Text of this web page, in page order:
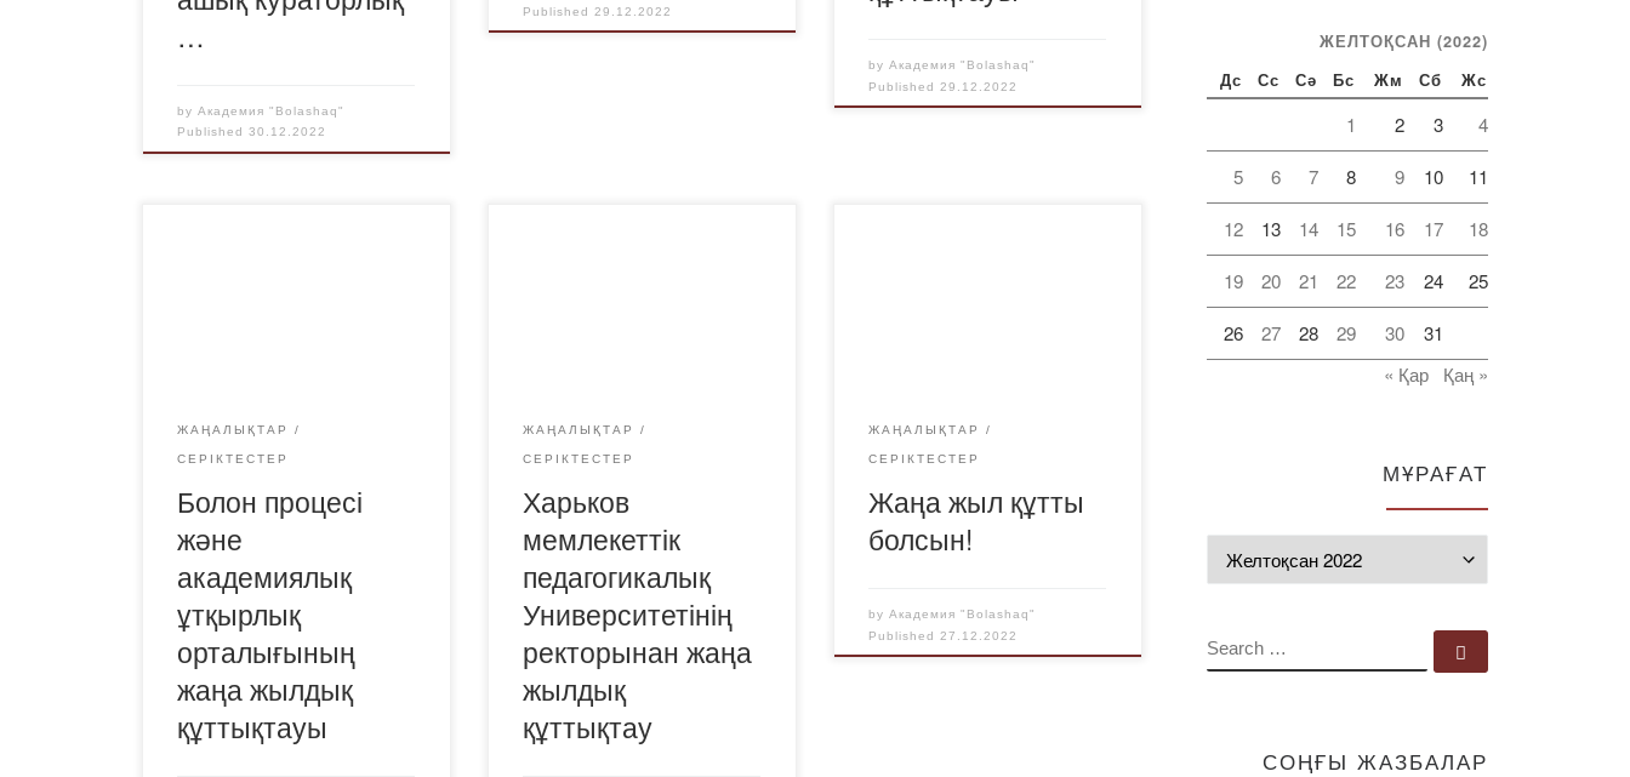
…
byАкадемия "Bolashaq"
Published30.12.2022
Published29.12.2022
byАкадемия "Bolashaq"
Published29.12.2022
ЖАҢАЛЫҚТАР
СЕРІКТЕСТЕР
Болон процесі
және
академиялық
ұтқырлық
орталығының
жаңа жылдық
құттықтауы
ЖАҢАЛЫҚТАР
СЕРІКТЕСТЕР
Харьков
мемлекеттік
педагогикалық
Университетінің
ректорынан жаңа
жылдық
құттықтау
ЖАҢАЛЫҚТАР
СЕРІКТЕСТЕР
Жаңа жыл құтты
болсын!
byАкадемия "Bolashaq"
Published27.12.2022
ЖЕЛТОҚСАН (2022)
Дс Сс Сә Бс Жм Сб Жс
1 2 3 4
5 6 7 8 9 10 11
12 13 14 15 16 17 18
19 20 21 22 23 24 25
26 27 28 29 30
31
« Қар
Қаң »
МҰРАҒАТ
SEARCH
СОҢҒЫ ЖАЗБАЛАР